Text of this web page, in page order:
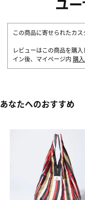
この商品に寄せられたカス
レビューはこの商品を購
イン後、マイページ内 購
あなたへのおすすめ